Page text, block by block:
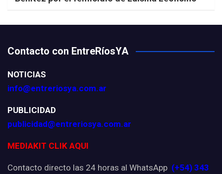
Contacto con EntreRíosYA
NOTICIAS
info@entreriosya.com.ar
PUBLICIDAD
publicidad@entreriosya.com.ar
MEDIAKIT CLIK AQUI
Contacto directo las 24 horas al WhatsApp (+54) 343